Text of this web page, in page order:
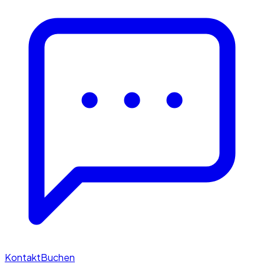
KontaktBuchen